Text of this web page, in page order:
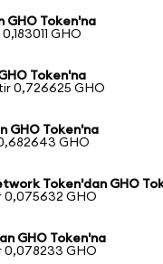
GHO Token'na
GHO
Token'na
0,726625 GHO
GHO Token'na
GHO
Token'dan GHO
0,075632 GHO
GHO Token'na
0,078233 GHO